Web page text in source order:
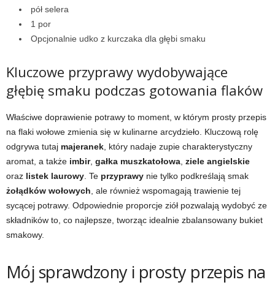
pół selera
1 por
Opcjonalnie udko z kurczaka dla głębi smaku
Kluczowe przyprawy wydobywające
głębię smaku podczas gotowania flaków
Właściwe doprawienie potrawy to moment, w którym prosty przepis
na flaki wołowe zmienia się w kulinarne arcydzieło. Kluczową rolę
odgrywa tutaj majeranek , który nadaje zupie charakterystyczny
aromat, a także imbir, gałka muszkatołowa ziele angielskie
oraz listek laurowy . Te przyprawy nie tylko podkreślają smak
żołądków wołowych , ale również wspomagają trawienie tej
sycącej potrawy. Odpowiednie proporcje ziół pozwalają wydobyć ze
składników to, co najlepsze, tworząc idealnie zbalansowany bukiet
smakowy.
Mój sprawdzony i prosty przepis na